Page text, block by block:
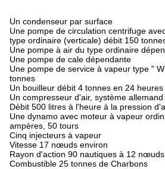
Un condenseur par surface
Une pompe de circulation centrifuge
type ordinaire (verticale) débit 150
Une pompe à air du type ordinaire
Une pompe de cale dépendante
Une pompe de service à vapeur type "
tonnes
Un bouilleur débit 4 tonnes en 24 heures
Un compresseur d'air, système allemand
Débit 500 litres à l'heure à la pression
Une dynamo avec moteur à vapeur
ampères, 50 tours
Cinq injecteurs à vapeur
Vitesse 17 nœuds environ
Rayon d'action 90 nautiques à 12 nœuds
Combustible 25 tonnes de Charbons